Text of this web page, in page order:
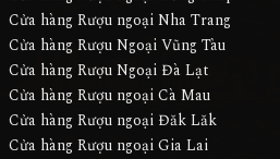
Cửa hàng Rượu ngoại Nha Trang
Cửa hàng Rượu Ngoại Vũng Tàu
Cửa hàng Rượu Ngoại Đà Lạt
Cửa hàng Rượu ngoại Cà Mau
Cửa hàng Rượu ngoại Đăk Lăk
Cửa hàng Rượu ngoại Gia Lai